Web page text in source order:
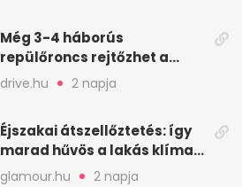
Még 3-4 háborús
repülőroncs rejtőzhet a
Balaton mélyén
drive.hu 2 napja
Éjszakai átszellőztetés: így
marad hűvös a lakás klíma
nélkül
glamour.hu 2 napja